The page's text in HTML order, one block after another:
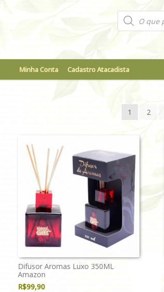
Pesquisar
produtos
Minha Conta Cadastro Atacadista
1 2
Difusor Aromas Luxo 350ML
Amazon
R$99,90